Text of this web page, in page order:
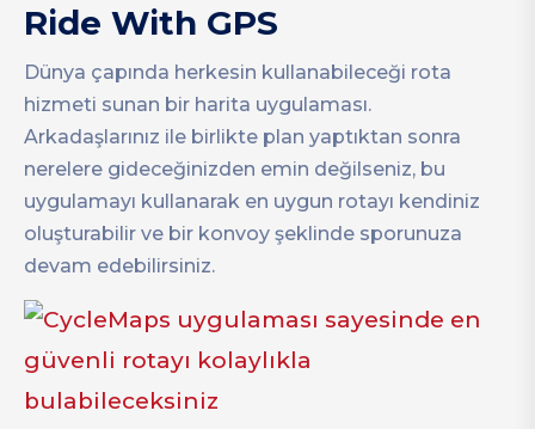
Ride With GPS
Dünya çapında herkesin kullanabileceği rota
hizmeti sunan bir harita uygulaması.
Arkadaşlarınız ile birlikte plan yaptıktan sonra
nerelere gideceğinizden emin değilseniz, bu
uygulamayı kullanarak en uygun rotayı kendiniz
oluşturabilir ve bir konvoy şeklinde sporunuza
devam edebilirsiniz.